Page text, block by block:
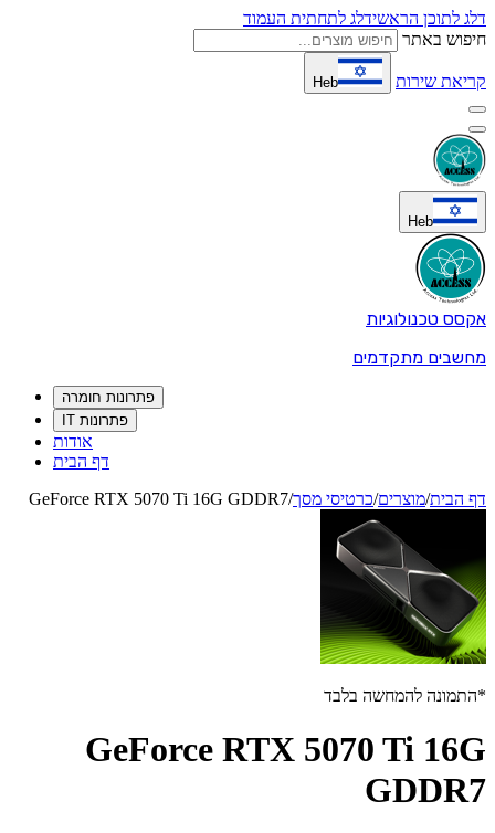
דלג לתוכן הראשידלג לתחתית העמוד
חיפוש באתר
קריאת שירות Heb
Heb
אקסס טכנולוגיות
מחשבים מתקדמים
פתרונות חומרה
פתרונות IT
אודות
דף הבית
דף הבית/מוצרים/כרטיסי מסך/
GeForce RTX 5070 Ti 16G GDDR7
*התמונה להמחשה בלבד
GeForce RTX 5070 Ti 16G
GDDR7